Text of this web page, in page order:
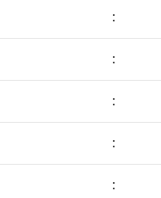
:
:
:
:
: